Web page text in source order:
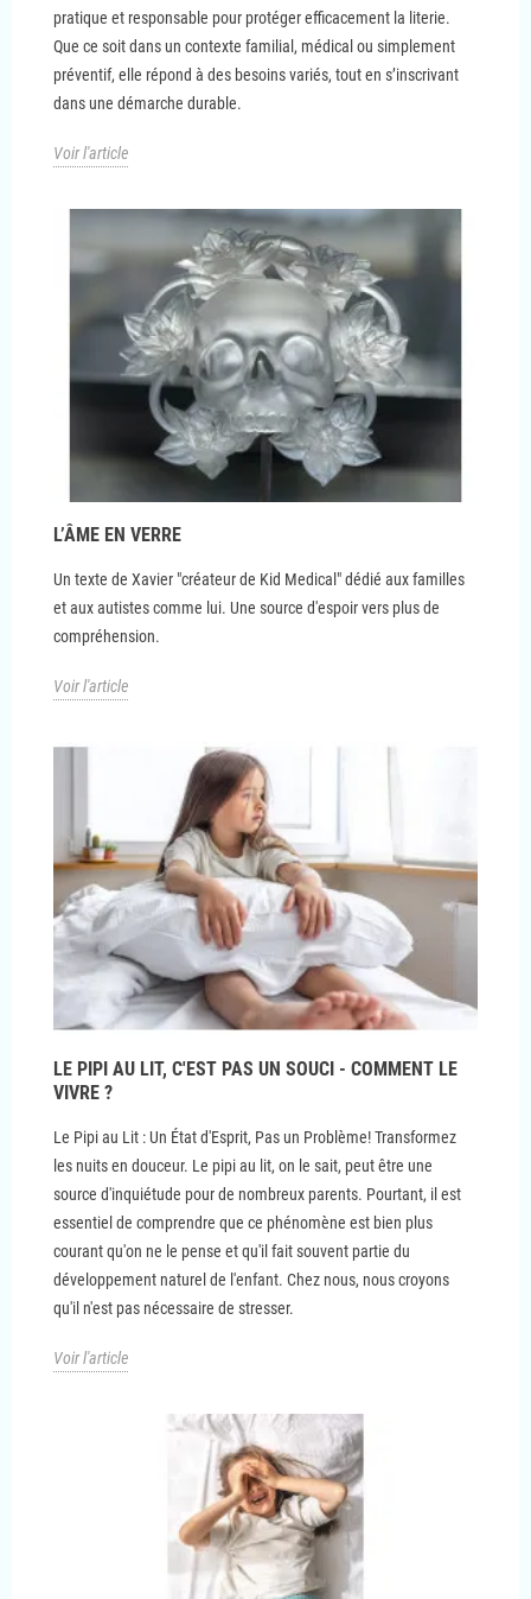
pratique et responsable pour protéger efficacement la literie.
Que ce soit dans un contexte familial, médical ou simplement
préventif, elle répond à des besoins variés, tout en s’inscrivant
dans une démarche durable.
Voir l'article
L’ÂME EN VERRE
Un texte de Xavier "créateur de Kid Medical" dédié aux familles
et aux autistes comme lui. Une source d'espoir vers plus de
compréhension.
Voir l'article
LE PIPI AU LIT, C'EST PAS UN SOUCI - COMMENT LE
VIVRE ?
Le Pipi au Lit : Un État d'Esprit, Pas un Problème! Transformez
les nuits en douceur. Le pipi au lit, on le sait, peut être une
source d'inquiétude pour de nombreux parents. Pourtant, il est
essentiel de comprendre que ce phénomène est bien plus
courant qu'on ne le pense et qu'il fait souvent partie du
développement naturel de l'enfant. Chez nous, nous croyons
qu'il n'est pas nécessaire de stresser.
Voir l'article